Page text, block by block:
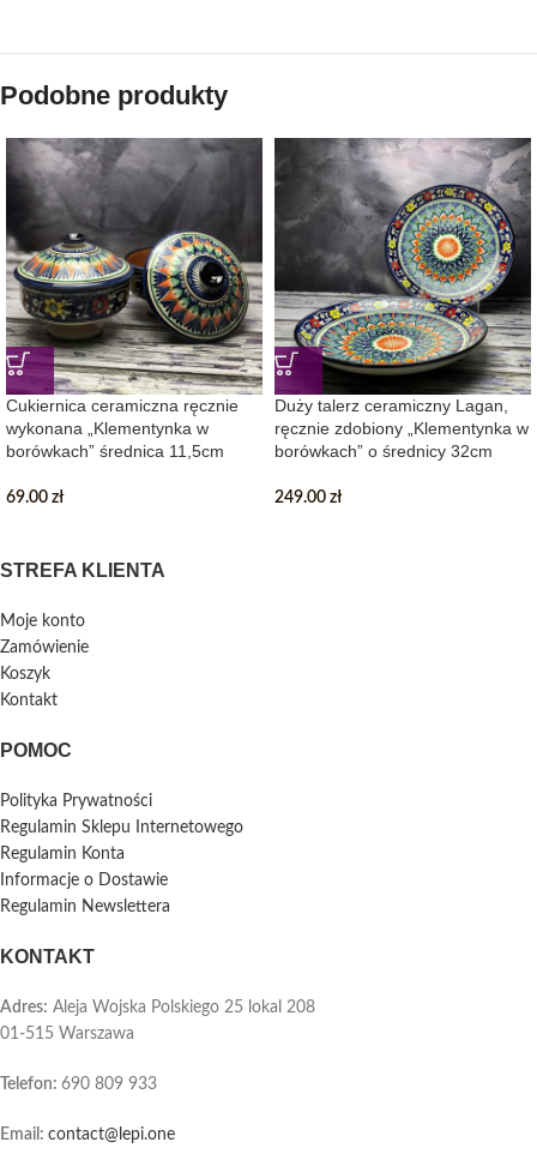
Podobne produkty
Cukiernica ceramiczna ręcznie
wykonana „Klementynka w
borówkach” średnica 11,5cm
69.00 zł
Duży talerz ceramiczny Lagan,
ręcznie zdobiony „Klementynka w
borówkach” o średnicy 32cm
249.00 zł
STREFA KLIENTA
Moje konto
Zamówienie
Koszyk
Kontakt
POMOC
Polityka Prywatności
Regulamin Sklepu Internetowego
Regulamin Konta
Informacje o Dostawie
Regulamin Newslettera
KONTAKT
Adres: Aleja Wojska Polskiego 25 lokal 208
01-515 Warszawa
Telefon: 690 809 933
Email: contact@lepi.one